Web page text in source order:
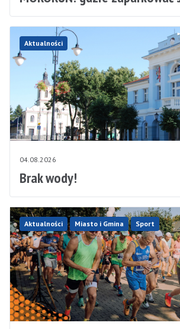
Aktualności
04.08.2026
Brak wody!
Aktualności Miasto i Gmina Sport